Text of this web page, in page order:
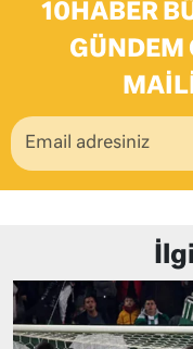
10HABER
GÜNDEM